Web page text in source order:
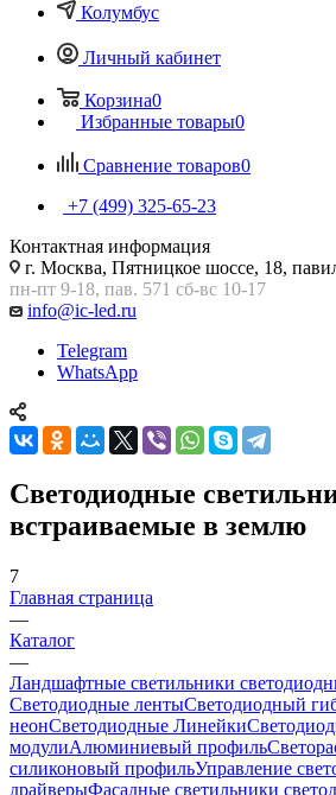
Колумбус
Личный кабинет
Корзина0
Избранные товары0
Сравнение товаров0
+7 (499) 325-65-23
Контактная информация
г. Москва, Пятницкое шоссе, 18,
пн-пт 9-18, пав. 571 сб-вс 10-17
info@ic-led.ru
Telegram
WhatsApp
Светодиодные
встраиваемые в землю
7
Главная страница
—
Каталог
—
Ландшафтные светильники
Светодиодные лентыСветодиодный
неонСветодиодные Линейки
модулиАлюминиевый профиль
силиконовый профильУправление
драйверыФасадные светильники